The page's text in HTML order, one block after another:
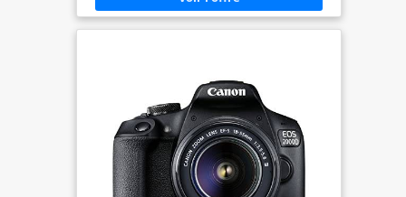
Optique. PictBridge. Poids: 475 g. Couleur du
produit: Noir